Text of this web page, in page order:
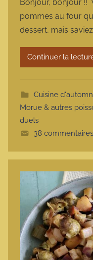
Bonjour, bonjour !!
pommes au four
dessert, mais
Continuer la
Cuisine
Morue & autres
duels
38 commentaires